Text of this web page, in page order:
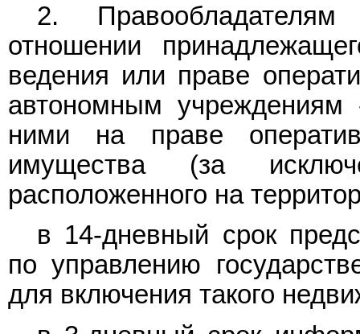
2.
отношении
ведения или праве
автономным учреждениям
ними на праве
имущества (за
расположенного на
в 14-дневный срок
по управлению
для включения такого